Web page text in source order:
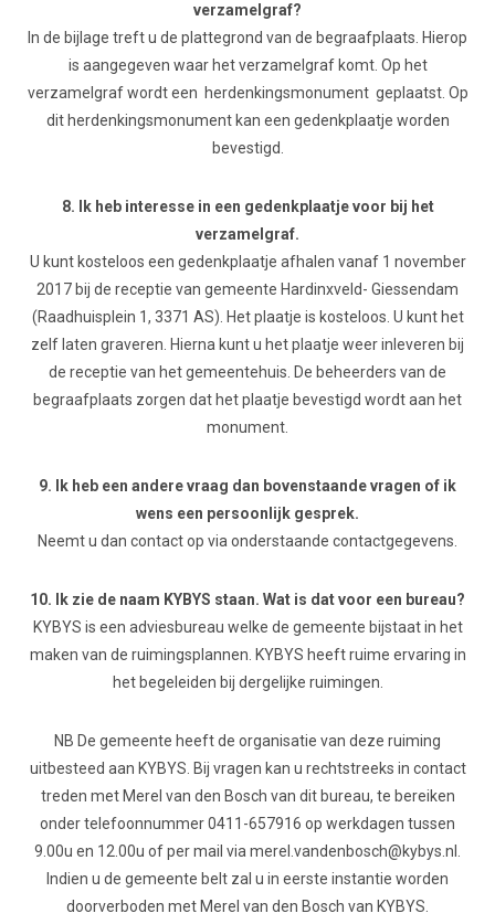
verzamelgraf?
In de bijlage treft u de plattegrond van de begraafplaats. Hierop
is aangegeven waar het verzamelgraf komt. Op het
verzamelgraf wordt een herdenkingsmonument geplaatst. Op
dit herdenkingsmonument kan een gedenkplaatje worden
bevestigd.
8. Ik heb interesse in een gedenkplaatje voor bij het
verzamelgraf.
U kunt kosteloos een gedenkplaatje afhalen vanaf 1 november
2017 bij de receptie van gemeente Hardinxveld- Giessendam
(Raadhuisplein 1, 3371 AS). Het plaatje is kosteloos. U kunt het
zelf laten graveren. Hierna kunt u het plaatje weer inleveren bij
de receptie van het gemeentehuis. De beheerders van de
begraafplaats zorgen dat het plaatje bevestigd wordt aan het
monument.
9. Ik heb een andere vraag dan bovenstaande vragen of ik
wens een persoonlijk gesprek.
Neemt u dan contact op via onderstaande contactgegevens.
10. Ik zie de naam KYBYS staan. Wat is dat voor een bureau?
KYBYS is een adviesbureau welke de gemeente bijstaat in het
maken van de ruimingsplannen. KYBYS heeft ruime ervaring in
het begeleiden bij dergelijke ruimingen.
NB De gemeente heeft de organisatie van deze ruiming
uitbesteed aan KYBYS. Bij vragen kan u rechtstreeks in contact
treden met Merel van den Bosch van dit bureau, te bereiken
onder telefoonnummer 0411-657916 op werkdagen tussen
9.00u en 12.00u of per mail via merel.vandenbosch@kybys.nl.
Indien u de gemeente belt zal u in eerste instantie worden
doorverboden met Merel van den Bosch van KYBYS.